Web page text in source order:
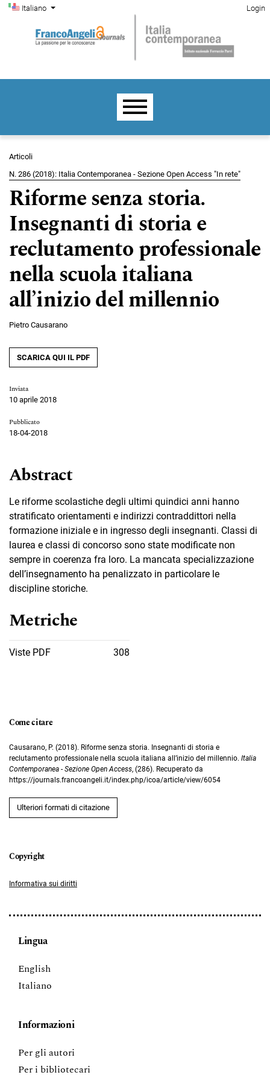
Salta al menu principale di navigazione
Salta al contenuto principale
Salta al piè di pagina del sito
Cambia la lingua. La lingua corrente è:
Italiano
Menu di amministrazione Login
Menu principale
Articoli
N. 286 (2018): Italia Contemporanea - Sezione Open Access "In rete"
Riforme senza storia.
Insegnanti di storia e
reclutamento professionale
nella scuola italiana
all’inizio del millennio
Pietro Causarano
SCARICA QUI IL PDF
Inviata
10 aprile 2018
Pubblicato
18-04-2018
Abstract
Le riforme scolastiche degli ultimi quindici anni hanno
stratificato orientamenti e indirizzi contraddittori nella
formazione iniziale e in ingresso degli insegnanti. Classi di
laurea e classi di concorso sono state modificate non
sempre in coerenza fra loro. La mancata specializzazione
dell’insegnamento ha penalizzato in particolare le
discipline storiche.
Metriche
Viste PDF 308
Come citare
Causarano, P. (2018). Riforme senza storia. Insegnanti di storia e
reclutamento professionale nella scuola italiana all’inizio del millennio. Italia
Contemporanea - Sezione Open Access, (286). Recuperato da
https://journals.francoangeli.it/index.php/icoa/article/view/6054
Ulteriori formati di citazione
Informativa sui diritti
Lingua
English
Italiano
Informazioni
Per gli autori
Per i bibliotecari